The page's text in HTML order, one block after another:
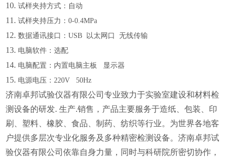
10.试样夹持方式：自动
11.试样夹持压力：0-0.4MPa
12.数据通讯接口：USB 以太网口 无线传输
13. 电脑软件：选配
14. 电脑配置：内置电脑主板 显示器
15. 电源电压： 220V 50Hz
济南卓邦试验仪器有限公司专业致力于实验室建设和材料检
测设备的研发. 生产.销售，产品主要服务于造纸、包装、印
刷、塑料、橡胶、食品、制药、纺织等行业。为世界各地客
户提供多层次专业化服务及多种精密检测设备。济南卓邦试
验仪器有限公司依靠自身力量，同时与科研院所密切协作，